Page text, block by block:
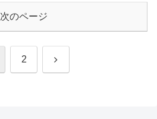
次のページ
2 次